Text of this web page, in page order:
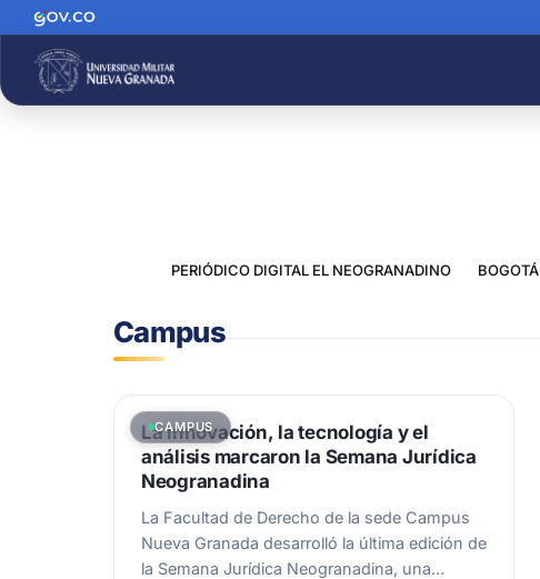
PERIÓDICO DIGITAL EL NEOGRANADINO BOGOTÁ
Campus
CAMPUS
La innovación, la tecnología y el
análisis marcaron la Semana Jurídica
Neogranadina
La Facultad de Derecho de la sede Campus
Nueva Granada desarrolló la última edición de
la Semana Jurídica Neogranadina, una…